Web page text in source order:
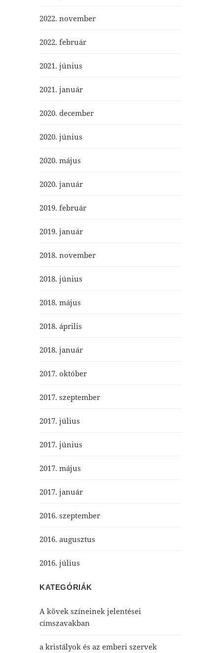
2022. november
2022. február
2021. június
2021. január
2020. december
2020. június
2020. május
2020. január
2019. február
2019. január
2018. november
2018. június
2018. május
2018. április
2018. január
2017. október
2017. szeptember
2017. július
2017. június
2017. május
2017. január
2016. szeptember
2016. augusztus
2016. július
KATEGÓRIÁK
A kövek színeinek jelentései
címszavakban
a kristályok és az emberi szervek